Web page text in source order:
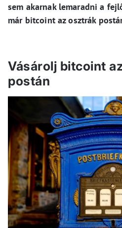
sem akarnak lemaradni a
már bitcoint az osztrák
Vásárolj bitcoint
postán